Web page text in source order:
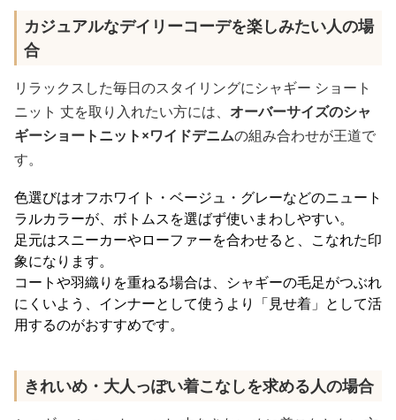
カジュアルなデイリーコーデを楽しみたい人の場
合
リラックスした毎日のスタイリングにシャギー ショート
ニット 丈を取り入れたい方には、 オーバーサイズのシャ
ギーショートニット×ワイドデニムの組み合わせが王道で
す。
色選びはオフホワイト・ベージュ・グレーなどのニュート
ラルカラーが、ボトムスを選ばず使いまわしやすい。
足元はスニーカーやローファーを合わせると、こなれた印
象になります。
コートや羽織りを重ねる場合は、シャギーの毛足がつぶれ
にくいよう、インナーとして使うより「見せ着」として活
用するのがおすすめです。
きれいめ・大人っぽい着こなしを求める人の場合